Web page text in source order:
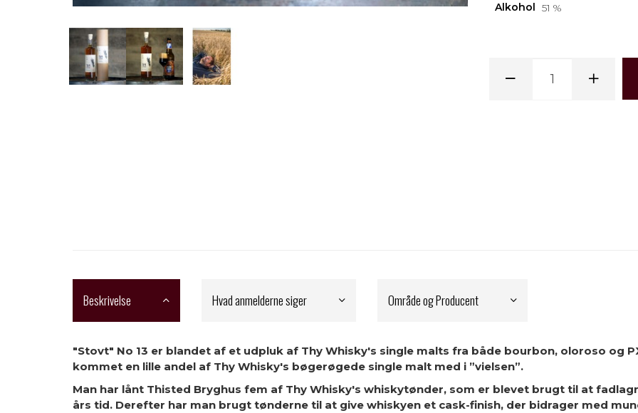
Alkohol 51 %
Beskrivelse Hvad anmelderne siger Område og Producent
"Stovt" No 13 er blandet af et udpluk af Thy Whisky's single malts fra både bourbon, oloroso og
kommet en lille andel af Thy Whisky's bøgerøgede single malt med i ”vielsen”.
Man har lånt Thisted Bryghus fem af Thy Whisky's whiskytønder, som er blevet brugt til at
års tid. Derefter har man brugt tønderne til at give whiskyen et cask-finish, der bidrager med